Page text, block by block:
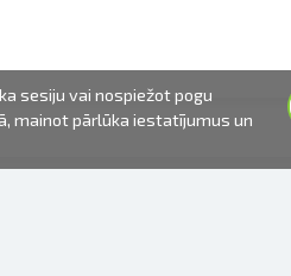
sesiju vai nospiežot pogu
mainot pārlūka iestatījumus un